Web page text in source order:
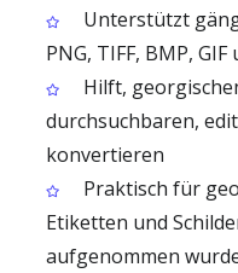
Unterstützt
PNG, TIFF, BMP, GIF
Hilft,
durchsuchbaren,
konvertieren
Praktisch für
Etiketten und
aufgenommen